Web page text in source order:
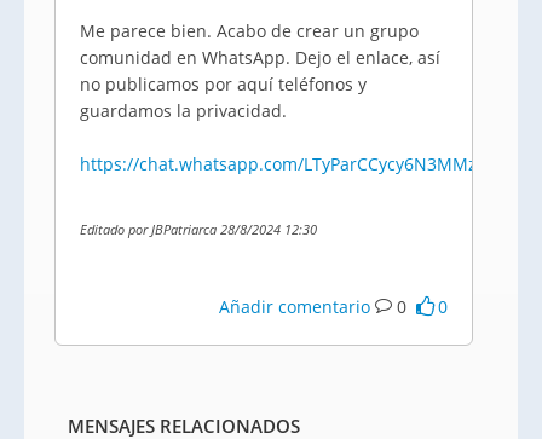
Me parece bien. Acabo de crear un grupo
comunidad en WhatsApp. Dejo el enlace, así
no publicamos por aquí teléfonos y
guardamos la privacidad.
https://chat.whatsapp.com/LTyParCCycy6N3MMz9emPj
Editado por JBPatriarca 28/8/2024 12:30
Añadir comentario 0 0
MENSAJES RELACIONADOS